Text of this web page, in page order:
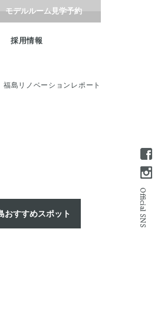
採用情報
モデルルーム見学予約
福島リノベーションレポート
おすすめスポット